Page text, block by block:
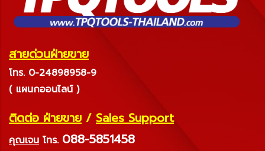
สายด่วนฝ่ายขาย
โทร. 0-24898958-9
( แผนกออนไลน์ )
ติดต่อ ฝ่ายขาย / Sales Support
คุณเจน โทร. 088-5851458